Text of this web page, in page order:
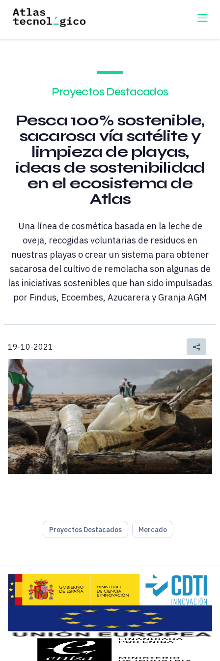
Proyectos Destacados
Pesca 100% sostenible,
sacarosa vía satélite y
limpieza de playas,
ideas de sostenibilidad
en el ecosistema de
Atlas
Una línea de cosmética basada en la leche de
oveja, recogidas voluntarias de residuos en
nuestras playas o crear un sistema para obtener
sacarosa del cultivo de remolacha son algunas de
las iniciativas sostenibles que han sido impulsadas
por Findus, Ecoembes, Azucarera y Granja AGM
19-10-2021
Para superar las amenazas medioambientales e impulsar
Por eso recomiendan los alimentos congelados ya que
Algunos de sus compromisos globales para que el
Proyectos Destacados Mercado